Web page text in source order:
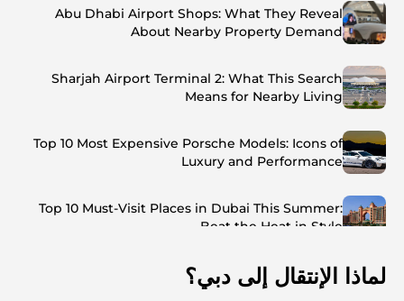
Abu Dhabi Airport Shops: What They Reveal
About Nearby Property Demand
Sharjah Airport Terminal 2: What This Search
Means for Nearby Living
Top 10 Most Expensive Porsche Models: Icons of
Luxury and Performance
Top 10 Must-Visit Places in Dubai This Summer:
Beat the Heat in Style
Top 7 Busiest Airports in the World: Hub of Global
Travel
لماذا الإنتقال إلى دبي؟